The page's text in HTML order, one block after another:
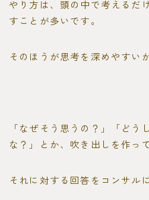
やり方は、頭の中で考えるだ
すことが多いです。
そのほうが思考を深めやすいか
「なぜそう思うの？」「どう
な？」とか、吹き出しを作って
それに対する回答をコンサル